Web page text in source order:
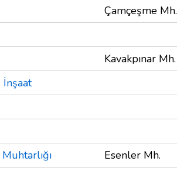
Çamçeşme Mh.
Kavakpınar Mh.
Esenler Mh.